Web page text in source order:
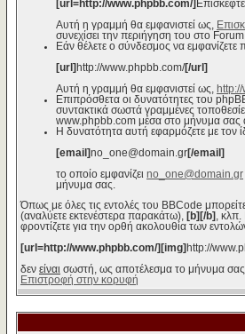
[url=http://www.phpbb.com/]
Αυτή η γραμμή θα εμφανιστεί ως,
συνεχίσει την περιήγηση του στο Forum
Εάν θέλετε ο σύνδεσμος να
[url] http://www.phpbb.com/[/url]
Αυτή η γραμμή θα εμφανιστεί ως,
Επιπρόσθετα οι δυνατότητες του
συντακτικά σωστά γραμμένες
www.phpbb.com μέσα στο μήνυμα σας
Η δυνατότητα αυτή εφαρμόζετε με τον
[email]no_one@domain.gr[/email]
το οποίο εμφανίζει no_one@domain.gr
μήνυμα σας.
Όπως με όλες τις εντολές του BBCode
(αναλύετε εκτενέστερα παρακάτω),
[b][/b]
,
φροντίζετε για την ορθή ακολουθία των
[url=http://www.phpbb.com/][img] http://
δεν είναι σωστή, ως αποτέλεσμα το μήνυμα σας
Επιστροφή στην κορυφή